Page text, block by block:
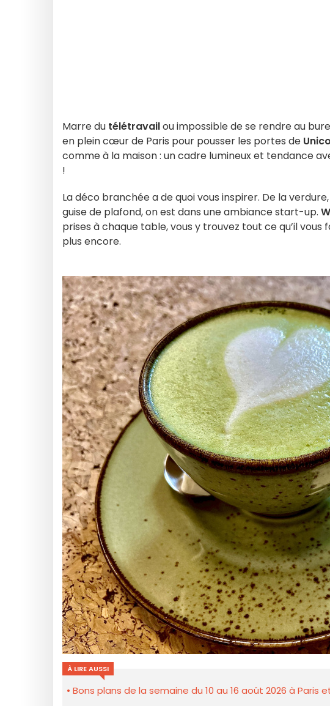
Marre du télétravailou impossible de se rendre au
en plein cœur de Paris pour pousser les portes de
comme à la maison : un cadre lumineux et tendance
!
La déco branchée a de quoi vous inspirer. De la
guise de plafond, on est dans une ambiance start-up.
prises à chaque table, vous y trouvez tout ce qu’il
plus encore.
À LIRE AUSSI
Bons plans de la semaine du 10 au 16 août 2026 à Paris